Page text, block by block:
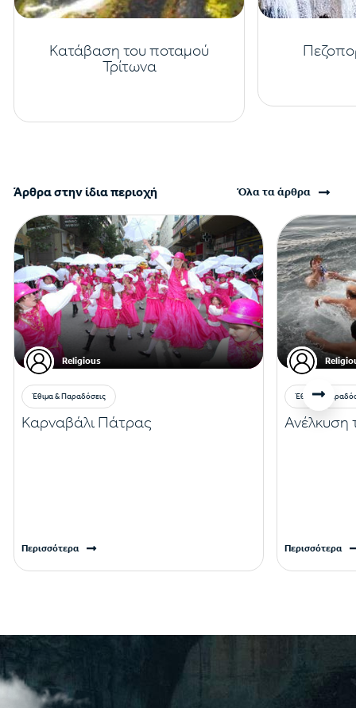
Κατάβαση του ποταμού
Τρίτωνα
Άρθρα στην ίδια περιοχή Όλα τα άρθρα
Religious
Έθιμα & Παραδόσεις
Καρναβάλι Πάτρας
Περισσότερα
Έθιμα &
Ανέλκυση
Περισσότερα